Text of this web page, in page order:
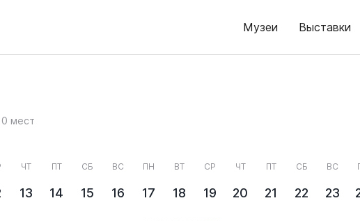
Музеи Выставки
0 мест
ЧТ
13
ПТ
14
СБ
15
ВС
16
ПН
17
ВТ
18
СР
19
ЧТ
20
ПТ
21
СБ
22
ВС
23